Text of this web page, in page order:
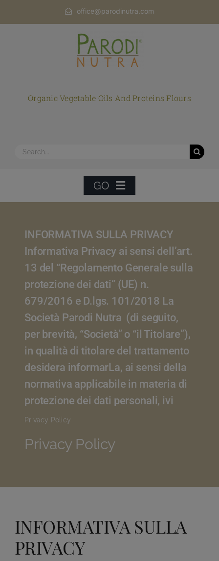
office@parodinutra.com
Organic Vegetable Oils And Proteins Flours
Search
GO
WHY PARODI NUTRA
THE COMPANY
CONTACT US
English
INFORMATIVA SULLA PRIVACY
Informativa Privacy ai sensi dell’art.
13 del “Regolamento Generale sulla
protezione dei dati” (UE) n.
679/2016 e D.lgs. 101/2018 La
Società Parodi Nutra (di seguito,
per brevità, “Società” o “il Titolare”),
in qualità di titolare del trattamento
desidera informarLa, ai sensi della
normativa applicabile in materia di
protezione dei dati personali, ivi
Privacy Policy
Privacy Policy
INFORMATIVA SULLA
PRIVACY